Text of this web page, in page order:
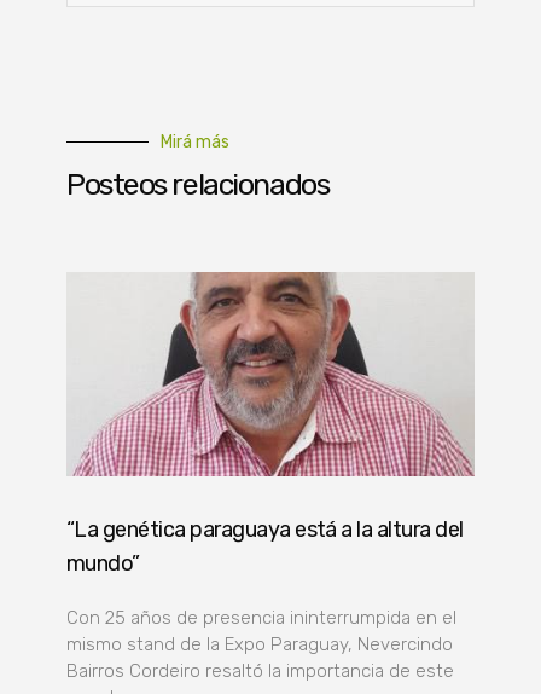
Mirá más
Posteos relacionados
“La genética paraguaya está a la altura del
mundo”
Con 25 años de presencia ininterrumpida en el
mismo stand de la Expo Paraguay, Nevercindo
Bairros Cordeiro resaltó la importancia de este